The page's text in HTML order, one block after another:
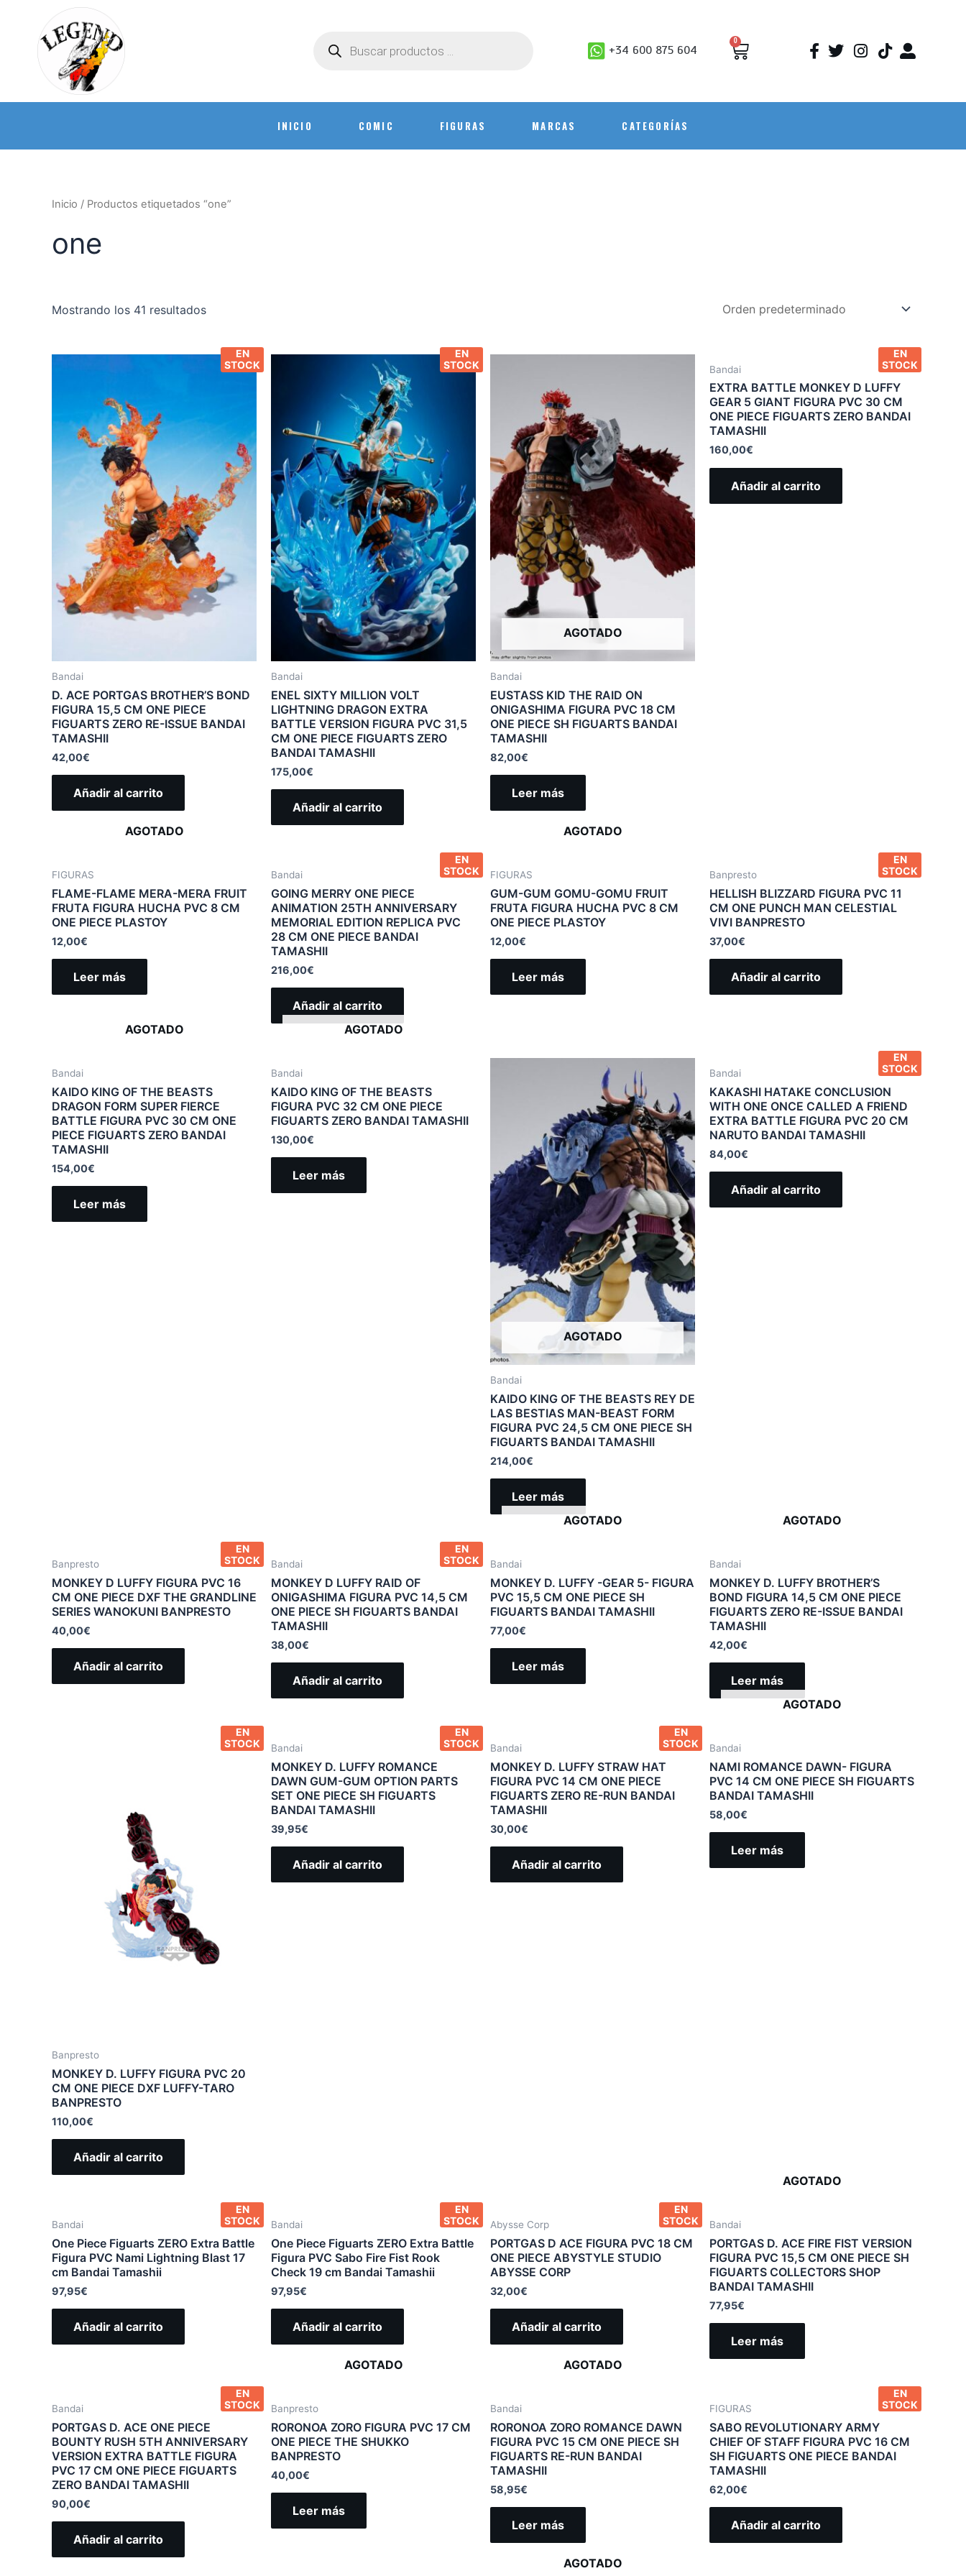
+34 600 875 604
0
INICIO COMIC FIGURAS MARCAS CATEGORÍAS
Inicio / Productos etiquetados “one”
one
Mostrando los 41 resultados
EN
STOCK
Bandai
D. ACE PORTGAS BROTHER’S BOND
FIGURA 15,5 CM ONE PIECE
FIGUARTS ZERO RE-ISSUE BANDAI
TAMASHII
42,00€
Añadir al carrito
EN
STOCK
Bandai
ENEL SIXTY MILLION VOLT
LIGHTNING DRAGON EXTRA
BATTLE VERSION FIGURA PVC 31,5
CM ONE PIECE FIGUARTS ZERO
BANDAI TAMASHII
175,00€
Añadir al carrito
AGOTADO
Bandai
EUSTASS KID THE RAID ON
ONIGASHIMA FIGURA PVC 18 CM
ONE PIECE SH FIGUARTS BANDAI
TAMASHII
82,00€
Leer más
EN
STOCK
Bandai
EXTRA BATTLE MONKEY D LUFFY
GEAR 5 GIANT FIGURA PVC 30 CM
ONE PIECE FIGUARTS ZERO BANDAI
TAMASHII
160,00€
Añadir al carrito
AGOTADO
FIGURAS
FLAME-FLAME MERA-MERA FRUIT
FRUTA FIGURA HUCHA PVC 8 CM
ONE PIECE PLASTOY
12,00€
Leer más
EN
STOCK
Bandai
GOING MERRY ONE PIECE
ANIMATION 25TH ANNIVERSARY
MEMORIAL EDITION REPLICA PVC
28 CM ONE PIECE BANDAI
TAMASHII
216,00€
Añadir al carrito
AGOTADO
FIGURAS
GUM-GUM GOMU-GOMU FRUIT
FRUTA FIGURA HUCHA PVC 8 CM
ONE PIECE PLASTOY
12,00€
Leer más
EN
STOCK
Banpresto
HELLISH BLIZZARD FIGURA PVC 11
CM ONE PUNCH MAN CELESTIAL
VIVI BANPRESTO
37,00€
Añadir al carrito
AGOTADO
Bandai
KAIDO KING OF THE BEASTS
DRAGON FORM SUPER FIERCE
BATTLE FIGURA PVC 30 CM ONE
PIECE FIGUARTS ZERO BANDAI
TAMASHII
154,00€
Leer más
AGOTADO
Bandai
KAIDO KING OF THE BEASTS
FIGURA PVC 32 CM ONE PIECE
FIGUARTS ZERO BANDAI TAMASHII
130,00€
Leer más
AGOTADO
Bandai
KAIDO KING OF THE BEASTS REY DE
LAS BESTIAS MAN-BEAST FORM
FIGURA PVC 24,5 CM ONE PIECE SH
FIGUARTS BANDAI TAMASHII
214,00€
Leer más
EN
STOCK
Bandai
KAKASHI HATAKE CONCLUSION
WITH ONE ONCE CALLED A FRIEND
EXTRA BATTLE FIGURA PVC 20 CM
NARUTO BANDAI TAMASHII
84,00€
Añadir al carrito
EN
STOCK
Banpresto
MONKEY D LUFFY FIGURA PVC 16
CM ONE PIECE DXF THE GRANDLINE
SERIES WANOKUNI BANPRESTO
40,00€
Añadir al carrito
EN
STOCK
Bandai
MONKEY D LUFFY RAID OF
ONIGASHIMA FIGURA PVC 14,5 CM
ONE PIECE SH FIGUARTS BANDAI
TAMASHII
38,00€
Añadir al carrito
AGOTADO
Bandai
MONKEY D. LUFFY -GEAR 5- FIGURA
PVC 15,5 CM ONE PIECE SH
FIGUARTS BANDAI TAMASHII
77,00€
Leer más
AGOTADO
Bandai
MONKEY D. LUFFY BROTHER’S
BOND FIGURA 14,5 CM ONE PIECE
FIGUARTS ZERO RE-ISSUE BANDAI
TAMASHII
42,00€
Leer más
EN
STOCK
Banpresto
MONKEY D. LUFFY FIGURA PVC 20
CM ONE PIECE DXF LUFFY-TARO
BANPRESTO
110,00€
Añadir al carrito
EN
STOCK
Bandai
MONKEY D. LUFFY ROMANCE
DAWN GUM-GUM OPTION PARTS
SET ONE PIECE SH FIGUARTS
BANDAI TAMASHII
39,95€
Añadir al carrito
EN
STOCK
Bandai
MONKEY D. LUFFY STRAW HAT
FIGURA PVC 14 CM ONE PIECE
FIGUARTS ZERO RE-RUN BANDAI
TAMASHII
30,00€
Añadir al carrito
AGOTADO
Bandai
NAMI ROMANCE DAWN- FIGURA
PVC 14 CM ONE PIECE SH FIGUARTS
BANDAI TAMASHII
58,00€
Leer más
EN
STOCK
Bandai
One Piece Figuarts ZERO Extra Battle
Figura PVC Nami Lightning Blast 17
cm Bandai Tamashii
97,95€
Añadir al carrito
EN
STOCK
Bandai
One Piece Figuarts ZERO Extra Battle
Figura PVC Sabo Fire Fist Rook
Check 19 cm Bandai Tamashii
97,95€
Añadir al carrito
EN
STOCK
Abysse Corp
PORTGAS D ACE FIGURA PVC 18 CM
ONE PIECE ABYSTYLE STUDIO
ABYSSE CORP
32,00€
Añadir al carrito
AGOTADO
Bandai
PORTGAS D. ACE FIRE FIST VERSION
FIGURA PVC 15,5 CM ONE PIECE SH
FIGUARTS COLLECTORS SHOP
BANDAI TAMASHII
77,95€
Leer más
EN
STOCK
Bandai
PORTGAS D. ACE ONE PIECE
BOUNTY RUSH 5TH ANNIVERSARY
VERSION EXTRA BATTLE FIGURA
PVC 17 CM ONE PIECE FIGUARTS
ZERO BANDAI TAMASHII
90,00€
Añadir al carrito
AGOTADO
Banpresto
RORONOA ZORO FIGURA PVC 17 CM
ONE PIECE THE SHUKKO
BANPRESTO
40,00€
Leer más
AGOTADO
Bandai
RORONOA ZORO ROMANCE DAWN
FIGURA PVC 15 CM ONE PIECE SH
FIGUARTS RE-RUN BANDAI
TAMASHII
58,95€
Leer más
EN
STOCK
FIGURAS
SABO REVOLUTIONARY ARMY
CHIEF OF STAFF FIGURA PVC 16 CM
SH FIGUARTS ONE PIECE BANDAI
TAMASHII
62,00€
Añadir al carrito
AGOTADO